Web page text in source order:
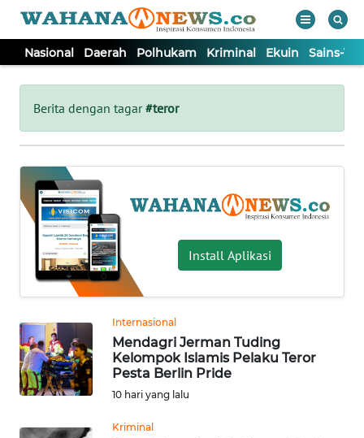
Nasional Daerah Polhukam Kriminal Ekuin Sains-
Berita dengan tagar#teror
Install Aplikasi
Internasional
Mendagri Jerman Tuding
Kelompok Islamis Pelaku Teror
Pesta Berlin Pride
10 hari yang lalu
Kriminal
Tutup
NASIONAL
DAERAH
POLHUKAM
KRIMINAL
EKUIN
SAINS-TEKNO